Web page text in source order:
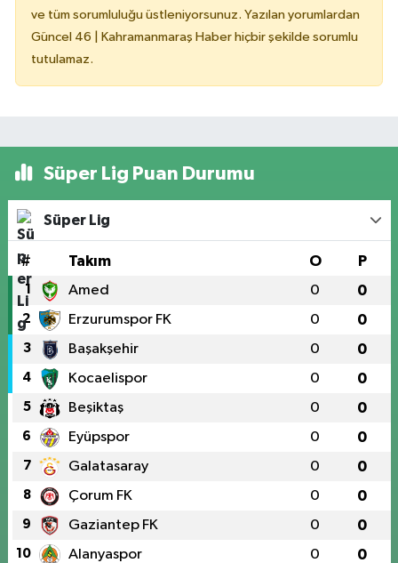
ve tüm sorumluluğu üstleniyorsunuz. Yazılan yorumlardan
Güncel 46 | Kahramanmaraş Haber hiçbir şekilde sorumlu
tutulamaz.
Süper Lig Puan Durumu
Süper Lig
# Takım O P
1 Amed 0 0
2 Erzurumspor FK 0 0
3 Başakşehir 0 0
4 Kocaelispor 0 0
5 Beşiktaş 0 0
6 Eyüpspor 0 0
7 Galatasaray 0 0
8 Çorum FK 0 0
9 Gaziantep FK 0 0
10 Alanyaspor 0 0